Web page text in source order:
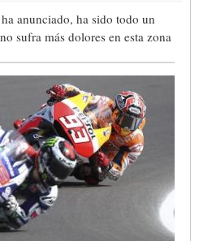
anunciado, ha sido todo un
sufra más dolores en esta zona